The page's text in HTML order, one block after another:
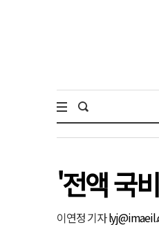
'전액 국
이연정 기자